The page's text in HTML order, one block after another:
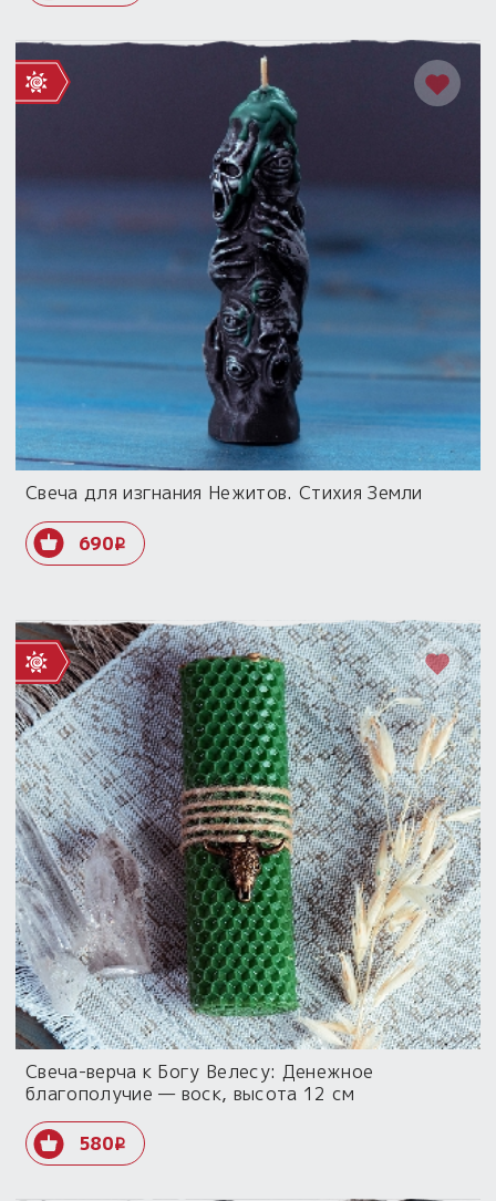
Свеча для изгнания Нежитов. Стихия Земли
690i
Свеча-верча к Богу Велесу: Денежное
благополучие — воск, высота 12 см
580i